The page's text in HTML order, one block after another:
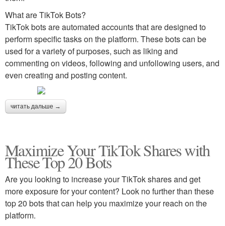
What are TikTok Bots?
TikTok bots are automated accounts that are designed to
perform specific tasks on the platform. These bots can be
used for a variety of purposes, such as liking and
commenting on videos, following and unfollowing users, and
even creating and posting content.
читать дальше →
Maximize Your TikTok Shares with
These Top 20 Bots
Are you looking to increase your TikTok shares and get
more exposure for your content? Look no further than these
top 20 bots that can help you maximize your reach on the
platform.